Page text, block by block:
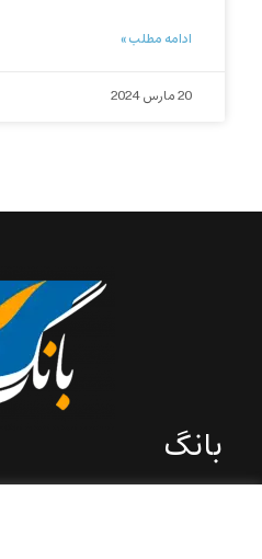
ادامه مطلب »
20 مارس 2024
بانگ